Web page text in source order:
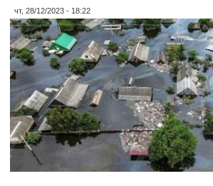
чт, 28/12/2023 - 18:22